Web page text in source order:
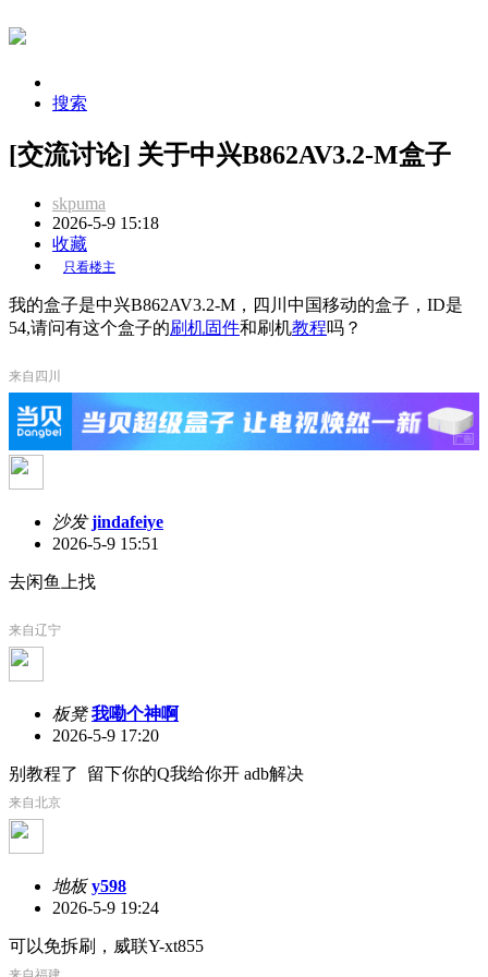
搜索
[交流讨论] 关于中兴B862AV3.2-M盒子
skpuma
2026-5-9 15:18
收藏
只看楼主
我的盒子是中兴B862AV3.2-M，四川中国移动的盒子，ID是
54,请问有这个盒子的刷机固件和刷机教程吗？
来自四川
沙发 jindafeiye
2026-5-9 15:51
去闲鱼上找
来自辽宁
板凳 我嘞个神啊
2026-5-9 17:20
别教程了 留下你的Q我给你开 adb解决
来自北京
地板 y598
2026-5-9 19:24
可以免拆刷，威联Y-xt855